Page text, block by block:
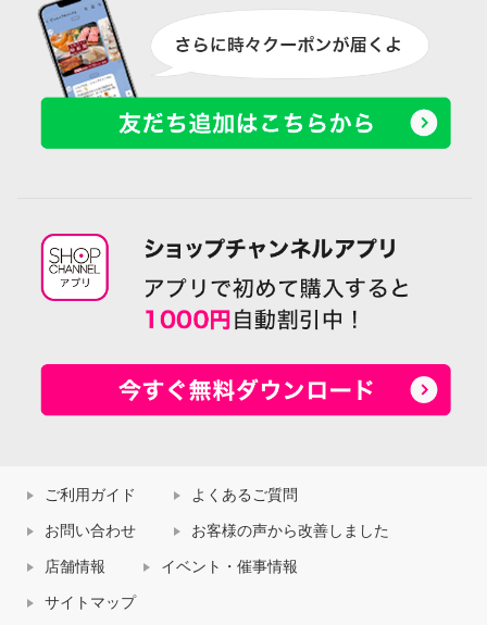
ご利用ガイド よくあるご質問
お問い合わせ お客様の声から改善しました
店舗情報 イベント・催事情報
サイトマップ